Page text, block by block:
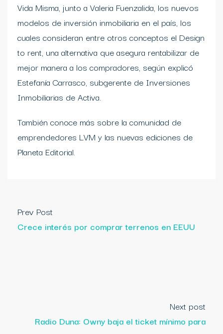
Vida Misma, junto a Valeria Fuenzalida, los nuevos
modelos de inversión inmobiliaria en el país, los
cuales consideran entre otros conceptos el Design
to rent, una alternativa que asegura rentabilizar de
mejor manera a los compradores, según explicó
Estefanía Carrasco, subgerente de Inversiones
Inmobiliarias de Activa.
También conoce más sobre la comunidad de
emprendedores LVM y las nuevas ediciones de
Planeta Editorial.
Prev Post
Crece interés por comprar terrenos en EEUU
Next post
Radio Duna: Owny baja el ticket mínimo para